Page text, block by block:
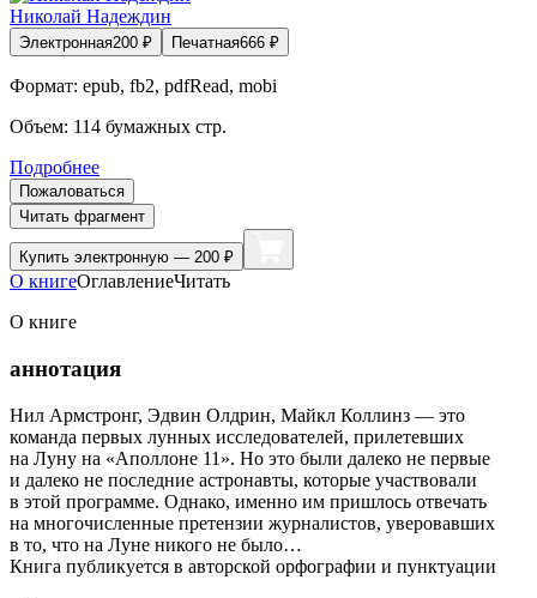
Николай Надеждин
Электронная200 ₽ Печатная666 ₽
Формат: epub, fb2, pdfRead, mobi
Объем: 114 бумажных стр.
Подробнее
Пожаловаться
Читать фрагмент
Купить электронную — 200 ₽
О книгеОглавлениеЧитать
О книге
аннотация
Нил Армстронг, Эдвин Олдрин, Майкл Коллинз — это
команда первых лунных исследователей, прилетевших
на Луну на «Аполлоне 11». Но это были далеко не первые
и далеко не последние астронавты, которые участвовали
в этой программе. Однако, именно им пришлось отвечать
на многочисленные претензии журналистов, уверовавших
в то, что на Луне никого не было…
Книга публикуется в авторской орфографии и пунктуации